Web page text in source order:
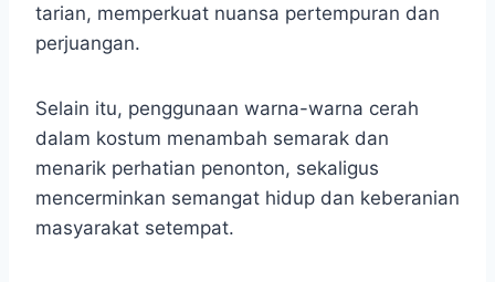
tarian, memperkuat nuansa pertempuran dan
perjuangan.
Selain itu, penggunaan warna-warna cerah
dalam kostum menambah semarak dan
menarik perhatian penonton, sekaligus
mencerminkan semangat hidup dan keberanian
masyarakat setempat.